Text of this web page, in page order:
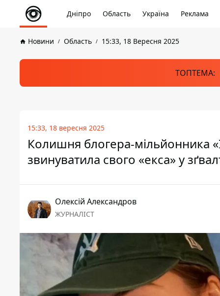
Дніпро Область Україна Реклама
Новини Область 15:33, 18 Вересня 2025
ТОПТЕМА:
15:33, 18 вересня 2025
Колишня блогера-мільйонника
звинуватила свого «екса» у
Олексій Александров
ЖУРНАЛІСТ